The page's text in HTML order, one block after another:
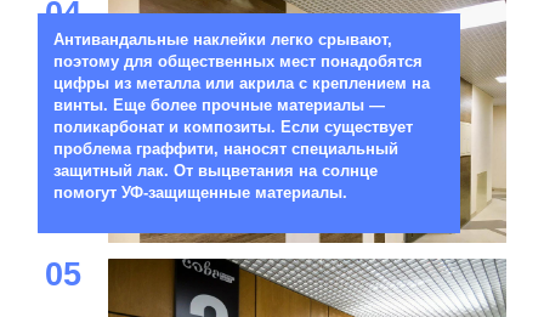
04
Антивандальные наклейки легко срывают,
поэтому для общественных мест понадобятся
цифры из металла или акрила с креплением на
винты. Еще более прочные материалы —
поликарбонат и композиты. Если существует
проблема граффити, наносят специальный
защитный лак. От выцветания на солнце
помогут УФ-защищенные материалы.
05